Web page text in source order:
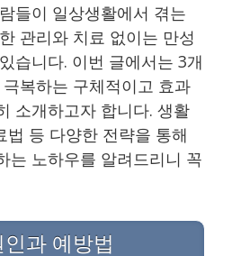
들이 일상생활에서 겪는
관리와 치료 없이는 만성
습니다. 이번 글에서는 3개
복하는 구체적이고 효과
소개하고자 합니다. 생활
법 등 다양한 전략을 통해
는 노하우를 알려드리니 꼭
과 예방법